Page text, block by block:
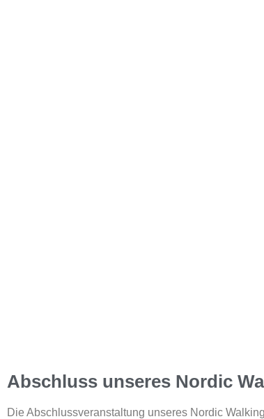
Abschluss unseres Nordic
Die Abschlussveranstaltung unseres Nordic